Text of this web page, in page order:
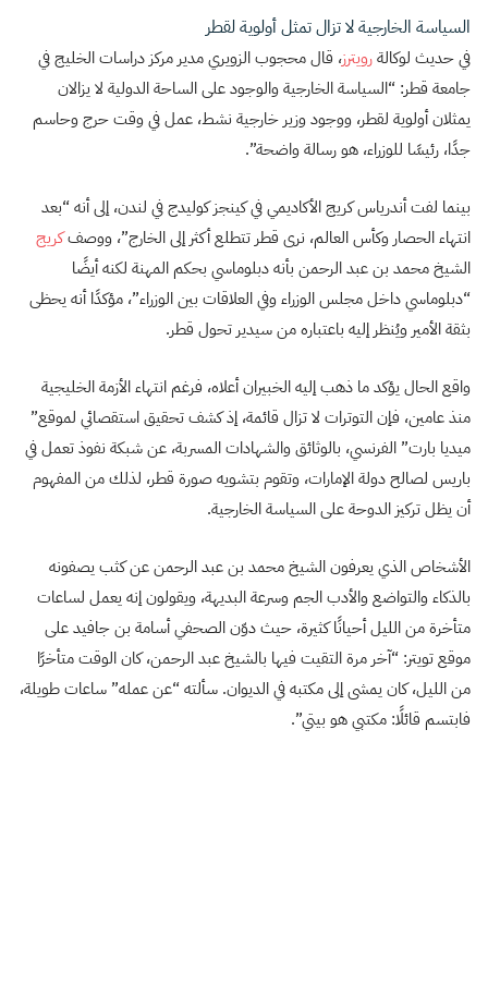
السياسة الخارجية لا تزال تمثل أولوية لقطر
في حديث لوكالةرويترز، قال محجوب الزويري مدير مركز دراسات الخليج في
جامعة قطر: “السياسة الخارجية والوجود على الساحة الدولية لا يزالان
يمثلان أولوية لقطر، ووجود وزير خارجية نشط، عمل في وقت حرج وحاسم
جدًا، رئيسًا للوزراء، هو رسالة واضحة”.
بينما لفت أندرياس كريج الأكاديمي في كينجز كوليدج في لندن، إلى أنه “بعد
انتهاء الحصار وكأس العالم، نرى قطر تتطلع أكثر إلى الخارج”، ووصفكريج
الشيخ محمد بن عبد الرحمن بأنه دبلوماسي بحكم المهنة لكنه أيضًا
“دبلوماسي داخل مجلس الوزراء وفي العلاقات بين الوزراء”، مؤكدًا أنه يحظى
بثقة الأمير ويُنظر إليه باعتباره من سيدير تحول قطر.
واقع الحال يؤكد ما ذهب إليه الخبيران أعلاه، فرغم انتهاء الأزمة الخليجية
منذ عامين، فإن التوترات لا تزال قائمة، إذ كشف تحقيق استقصائي لموقع”
ميديا بارت” الفرنسي، بالوثائق والشهادات المسربة، عن شبكة نفوذ تعمل في
باريس لصالح دولة الإمارات، وتقوم بتشويه صورة قطر، لذلك من المفهوم
أن يظل تركيز الدوحة على السياسة الخارجية.
الأشخاص الذي يعرفون الشيخ محمد بن عبد الرحمن عن كثب يصفونه
بالذكاء والتواضع والأدب الجم وسرعة البديهة، ويقولون إنه يعمل لساعات
متأخرة من الليل أحيانًا كثيرة، حيث دوّن الصحفي أسامة بن جافيد على
موقع تويتر: “آخر مرة التقيت فيها بالشيخ عبد الرحمن، كان الوقت متأخرًا
من الليل، كان يمشى إلى مكتبه في الديوان. سألته “عن عمله” ساعات طويلة،
فابتسم قائلًا: مكتبي هو بيتي”.